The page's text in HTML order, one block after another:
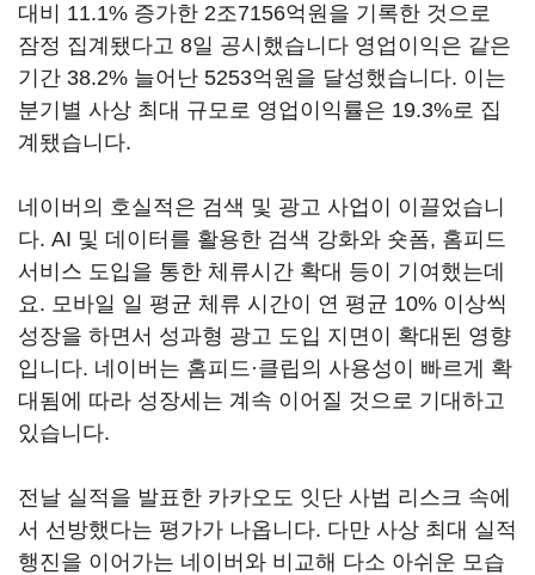
대비 11.1% 증가한 2조7156억원을 기록한 것으로
잠정 집계됐다고 8일 공시했습니다 영업이익은 같은
기간 38.2% 늘어난 5253억원을 달성했습니다. 이는
분기별 사상 최대 규모로 영업이익률은 19.3%로 집
계됐습니다.
네이버의 호실적은 검색 및 광고 사업이 이끌었습니
다. AI 및 데이터를 활용한 검색 강화와 숏폼, 홈피드
서비스 도입을 통한 체류시간 확대 등이 기여했는데
요. 모바일 일 평균 체류 시간이 연 평균 10% 이상씩
성장을 하면서 성과형 광고 도입 지면이 확대된 영향
입니다. 네이버는 홈피드·클립의 사용성이 빠르게 확
대됨에 따라 성장세는 계속 이어질 것으로 기대하고
있습니다.
전날 실적을 발표한 카카오도 잇단 사법 리스크 속에
서 선방했다는 평가가 나옵니다. 다만 사상 최대 실적
행진을 이어가는 네이버와 비교해 다소 아쉬운 모습